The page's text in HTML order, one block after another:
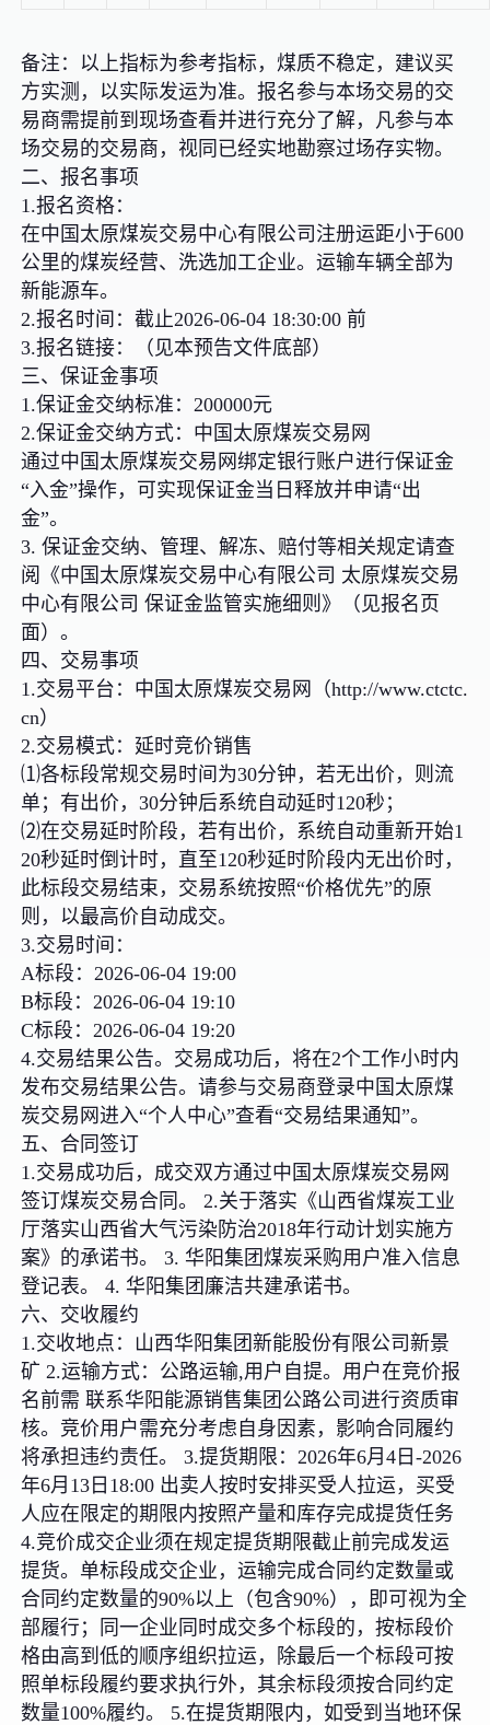
备注：以上指标为参考指标，煤质不稳定，建议买
方实测，以实际发运为准。报名参与本场交易的交
易商需提前到现场查看并进行充分了解，凡参与本
场交易的交易商，视同已经实地勘察过场存实物。
二、报名事项
1.报名资格：
在中国太原煤炭交易中心有限公司注册运距小于600
公里的煤炭经营、洗选加工企业。运输车辆全部为
新能源车。
2.报名时间：截止2026-06-04 18:30:00 前
3.报名链接：（见本预告文件底部）
三、保证金事项
1.保证金交纳标准：200000元
2.保证金交纳方式：中国太原煤炭交易网
通过中国太原煤炭交易网绑定银行账户进行保证金
“入金”操作，可实现保证金当日释放并申请“出
金”。
3. 保证金交纳、管理、解冻、赔付等相关规定请查
阅《中国太原煤炭交易中心有限公司 太原煤炭交易
中心有限公司 保证金监管实施细则》（见报名页
面）。
四、交易事项
1.交易平台：中国太原煤炭交易网（http://www.ctctc.
cn）
2.交易模式：延时竞价销售
⑴各标段常规交易时间为30分钟，若无出价，则流
单；有出价，30分钟后系统自动延时120秒；
⑵在交易延时阶段，若有出价，系统自动重新开始1
20秒延时倒计时，直至120秒延时阶段内无出价时，
此标段交易结束，交易系统按照“价格优先”的原
则，以最高价自动成交。
3.交易时间：
A标段：2026-06-04 19:00
B标段：2026-06-04 19:10
C标段：2026-06-04 19:20
4.交易结果公告。交易成功后，将在2个工作小时内
发布交易结果公告。请参与交易商登录中国太原煤
炭交易网进入“个人中心”查看“交易结果通知”。
五、合同签订
1.交易成功后，成交双方通过中国太原煤炭交易网
签订煤炭交易合同。 2.关于落实《山西省煤炭工业
厅落实山西省大气污染防治2018年行动计划实施方
案》的承诺书。 3. 华阳集团煤炭采购用户准入信息
登记表。 4. 华阳集团廉洁共建承诺书。
六、交收履约
1.交收地点：山西华阳集团新能股份有限公司新景
矿 2.运输方式：公路运输,用户自提。用户在竞价报
名前需 联系华阳能源销售集团公路公司进行资质审
核。竞价用户需充分考虑自身因素，影响合同履约
将承担违约责任。 3.提货期限：2026年6月4日-2026
年6月13日18:00 出卖人按时安排买受人拉运，买受
人应在限定的期限内按照产量和库存完成提货任务
4.竞价成交企业须在规定提货期限截止前完成发运
提货。单标段成交企业，运输完成合同约定数量或
合同约定数量的90%以上（包含90%），即可视为全
部履行；同一企业同时成交多个标段的，按标段价
格由高到低的顺序组织拉运，除最后一个标段可按
照单标段履约要求执行外，其余标段须按合同约定
数量100%履约。 5.在提货期限内，如受到当地环保